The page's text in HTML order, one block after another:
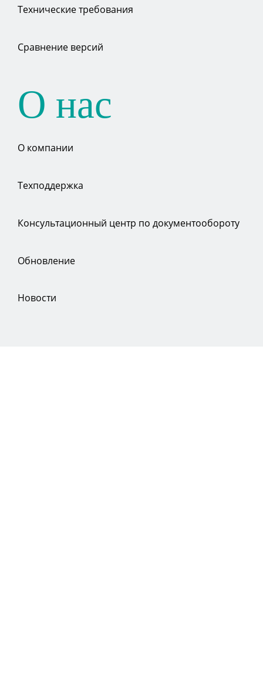
Технические требования
Сравнение версий
О нас
О компании
Техподдержка
Консультационный центр по документообороту
Обновление
Новости